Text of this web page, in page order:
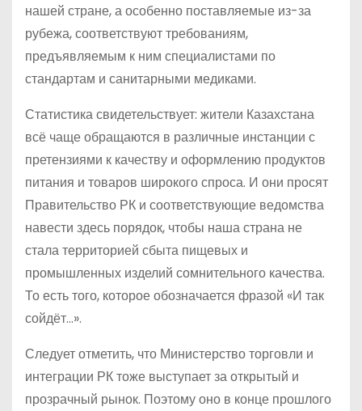
нашей стране, а особенно поставляемые из-за
рубежа, соответствуют требованиям,
предъявляемым к ним специалистами по
стандартам и санитарными медиками.
Статистика свидетельствует: жители Казахстана
всё чаще обращаются в различные инстанции с
претензиями к качеству и оформлению продуктов
питания и товаров широкого спроса. И они просят
Правительство РК и соответствующие ведомства
навести здесь порядок, чтобы наша страна не
стала территорией сбыта пищевых и
промышленных изделий сомнительного качества.
То есть того, которое обозначается фразой «И так
сойдёт…».
Следует отметить, что Министерство торговли и
интеграции РК тоже выступает за открытый и
прозрачный рынок. Поэтому оно в конце прошлого